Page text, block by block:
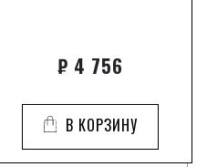
₽ 4 756
В КОРЗИНУ